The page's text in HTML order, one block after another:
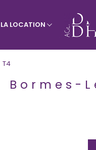
LOCATION
T4
Bormes-